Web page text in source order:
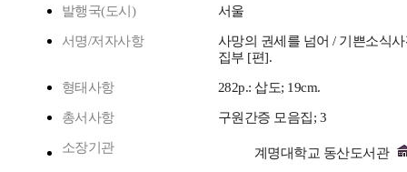
발행국(도시) 서울
서명/저자사항
사망의 권세를 넘어 / 기쁜소식
집부 [편].
형태사항 282p.: 삽도; 19cm.
총서사항 구원간증 모음집; 3
소장기관 계명대학교 동산도서관